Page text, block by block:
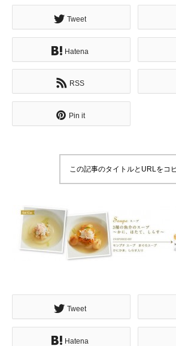
Tweet
Hatena
RSS
Pin it
この記事のタイトルとURLをコ
Tweet
Hatena